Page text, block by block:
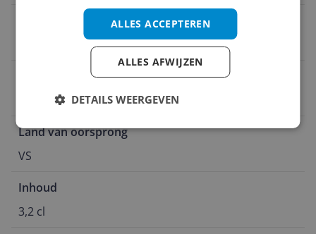
Verpakking breedte
Verpakking hoogte
Land van oorsprong
VS
Inhoud
3,2 cl
ALLES ACCEPTEREN
ALLES AFWIJZEN
DETAILS WEERGEVEN